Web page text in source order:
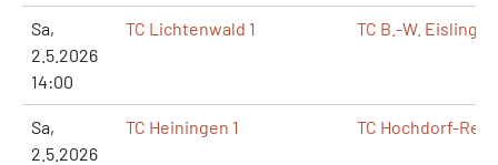
Sa,
2.5.2026
14:00
TC Lichtenwald 1 TC B.-W. Eislingen
Sa,
2.5.2026
TC Heiningen 1 TC Hochdorf-